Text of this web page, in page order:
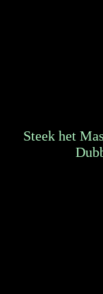
Steek het